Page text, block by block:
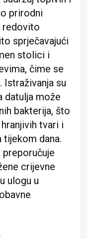
prirodni
redovito
sprječavajući
stolici i
čime se
Istraživanja su
datulja može
bakterija, što
tvari i
tijekom dana.
crijevne
ulogu u